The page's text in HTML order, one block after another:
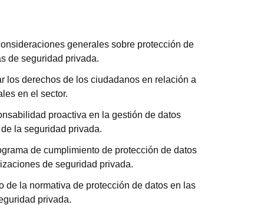
generales sobre protección de
de seguridad privada.
los derechos de los ciudadanos en relación a
en el sector.
proactiva en la gestión de datos
la seguridad privada.
de cumplimiento de protección de datos
de seguridad privada.
de la normativa de protección de datos en las
privada.